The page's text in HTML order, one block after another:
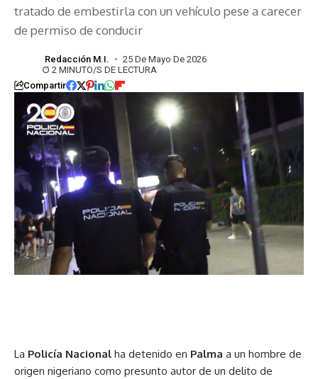
tratado de embestirla con un vehículo pese a carecer
de permiso de conducir
Redacción M.I.
25 De Mayo De 2026
2 MINUTO/S DE LECTURA
Compartir
La Policía Nacional ha detenido en Palma a un hombre de
origen nigeriano como presunto autor de un delito de